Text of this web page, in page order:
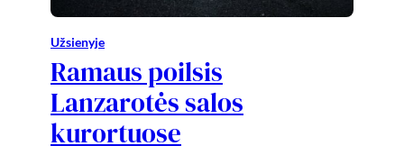
Užsienyje
Ramaus poilsis
Lanzarotės salos
kurortuose